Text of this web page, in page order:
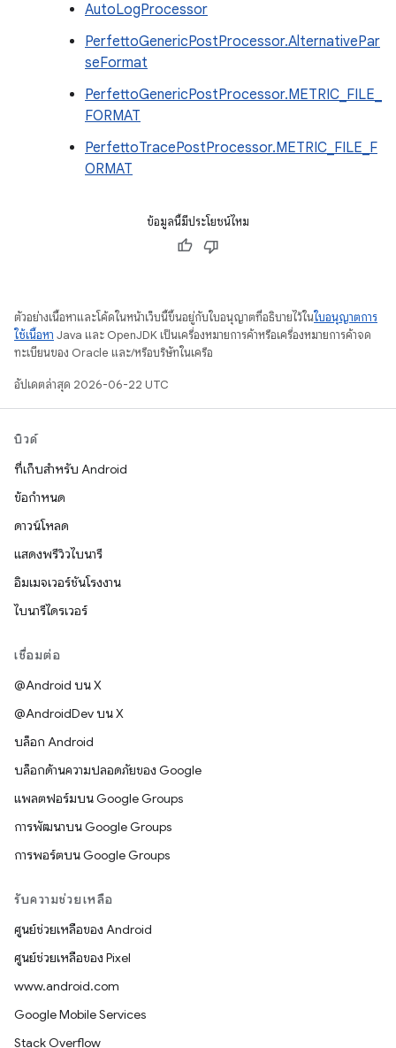
AutoLogProcessor
PerfettoGenericPostProcessor.AlternativePar
seFormat
PerfettoGenericPostProcessor.METRIC_FILE_
FORMAT
PerfettoTracePostProcessor.METRIC_FILE_F
ORMAT
ข้อมูลนี้มีประโยชน์ไหม
ตัวอย่างเนื้อหาและโค้ดในหน้าเว็บนี้ขึ้นอยู่กับใบอนุญาตที่อธิบายไว้ในใบอนุญาตการ
ใช้เนื้อหา Java และ OpenJDK เป็นเครื่องหมายการค้าหรือเครื่องหมายการค้าจด
ทะเบียนของ Oracle และ/หรือบริษัทในเครือ
อัปเดตล่าสุด 2026-06-22 UTC
บิวด์
ที่เก็บสำหรับ Android
ข้อกำหนด
ดาวน์โหลด
แสดงพรีวิวไบนารี
อิมเมจเวอร์ชันโรงงาน
ไบนารีไดรเวอร์
เชื่อมต่อ
@Android บน X
@AndroidDev บน X
บล็อก Android
บล็อกด้านความปลอดภัยของ Google
แพลตฟอร์มบน Google Groups
การพัฒนาบน Google Groups
การพอร์ตบน Google Groups
รับความช่วยเหลือ
ศูนย์ช่วยเหลือของ Android
ศูนย์ช่วยเหลือของ Pixel
www.android.com
Google Mobile Services
Stack Overflow